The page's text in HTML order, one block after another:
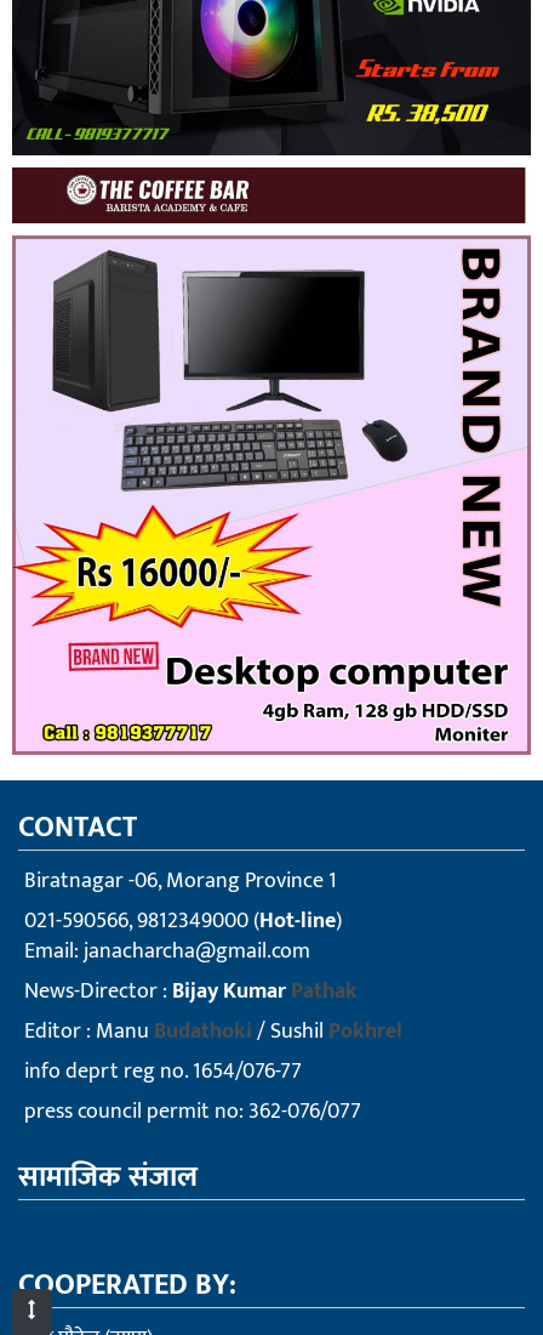
CONTACT
Biratnagar -06, Morang Province 1
021-590566, 9812349000 (Hot-line)
Email:janacharcha@gmail.com
News-Director : Bijay KumarPathak
Editor : Manu Budathoki/ Sushil Pokhrel
info deprt reg no. 1654/076-77
press council permit no: 362-076/077
सामाजिक संजाल
COOPERATED BY: